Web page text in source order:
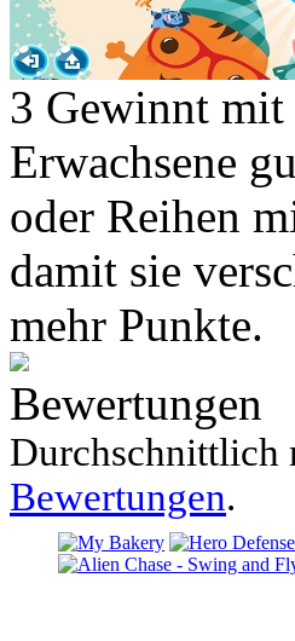
3 Gewinnt mit
Erwachsene
oder Reihen
damit sie
mehr Punkte.
Bewertungen
Durchschnittlich
Bewertungen.